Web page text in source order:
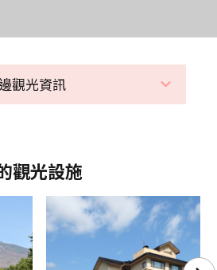
觀光資訊
觀光設施